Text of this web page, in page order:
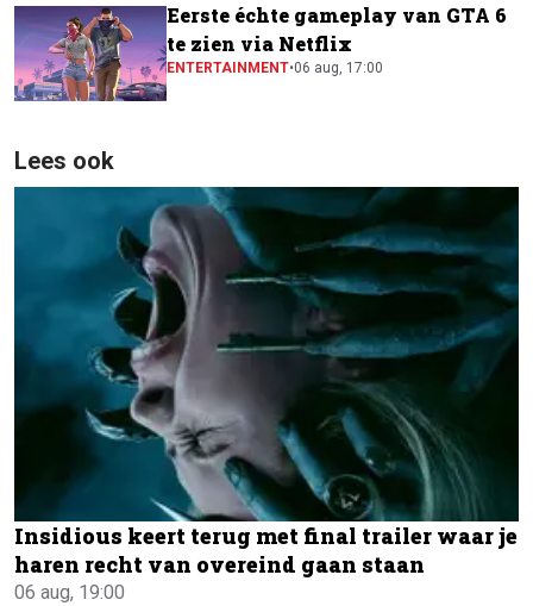
Eerste échte gameplay van GTA 6
te zien via Netflix
ENTERTAINMENT•06 aug, 17:00
Lees ook
Insidious keert terug met final trailer waar je
haren recht van overeind gaan staan
06 aug, 19:00